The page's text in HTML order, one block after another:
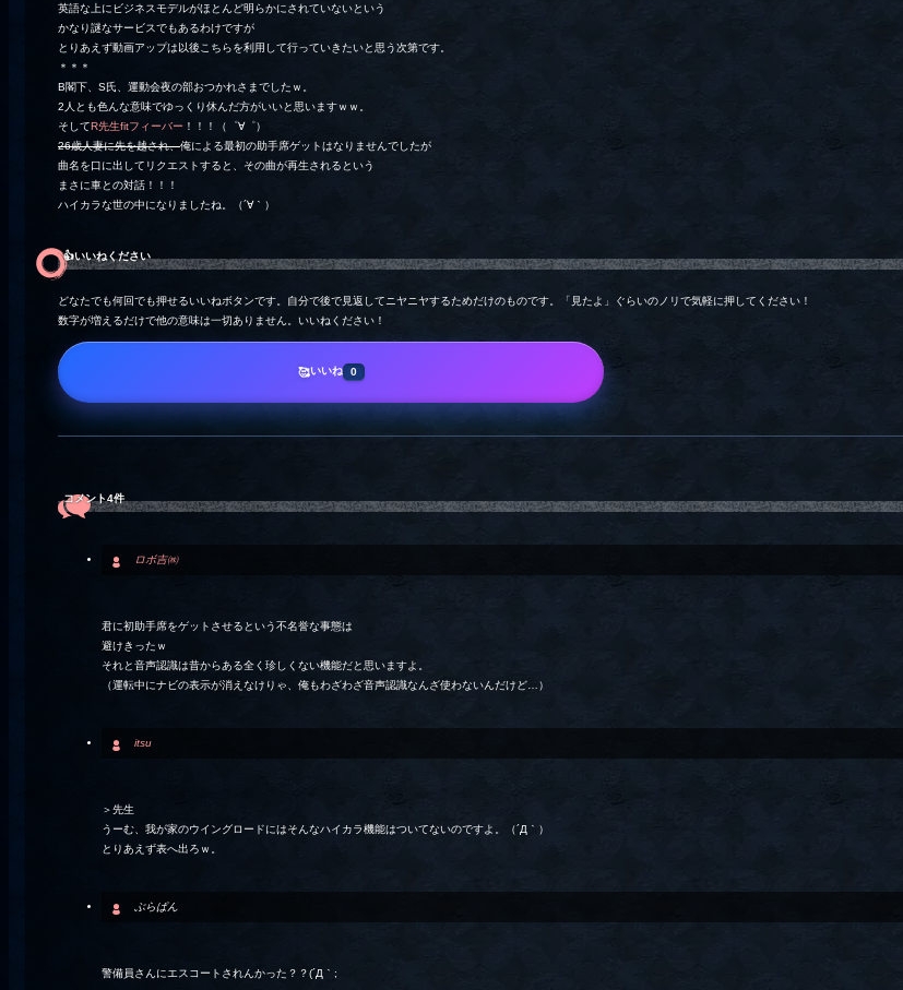
英語な上にビジネスモデルがほとんど明らかにされていないという
かなり謎なサービスでもあるわけですが
とりあえず動画アップは以後こちらを利用して行っていきたいと思う次第です。
＊＊＊
B閣下、S氏、運動会夜の部おつかれさまでしたｗ。
2人とも色んな意味でゆっくり休んだ方がいいと思いますｗｗ。
そしてR先生fitフィーバー ！！！（゜∀゜）
26歳人妻に先を越され、俺による最初の助手席ゲットはなりませんでしたが
曲名を口に出してリクエストすると、その曲が再生されるという
まさに車との対話！！！
ハイカラな世の中になりましたね。（´∀｀）
👍️いいねください
どなたでも何回でも押せるいいねボタンです。自分で後で見返してニヤニヤするためだけのものです。「見たよ」ぐらいのノリで気軽に押してください！
数字が増えるだけで他の意味は一切ありません。いいねください！
🥰いいね 0
コメント4件
ロボ吉㈱
君に初助手席をゲットさせるという不名誉な事態は
避けきったｗ
それと音声認識は昔からある全く珍しくない機能だと思いますよ。
（運転中にナビの表示が消えなけりゃ、俺もわざわざ音声認識なんざ使わないんだけど…）
itsu
＞先生
うーむ、我が家のウイングロードにはそんなハイカラ機能はついてないのですよ。（´Д｀）
とりあえず表へ出ろｗ。
ぶらぱん
警備員さんにエスコートされんかった？？(´Д｀;